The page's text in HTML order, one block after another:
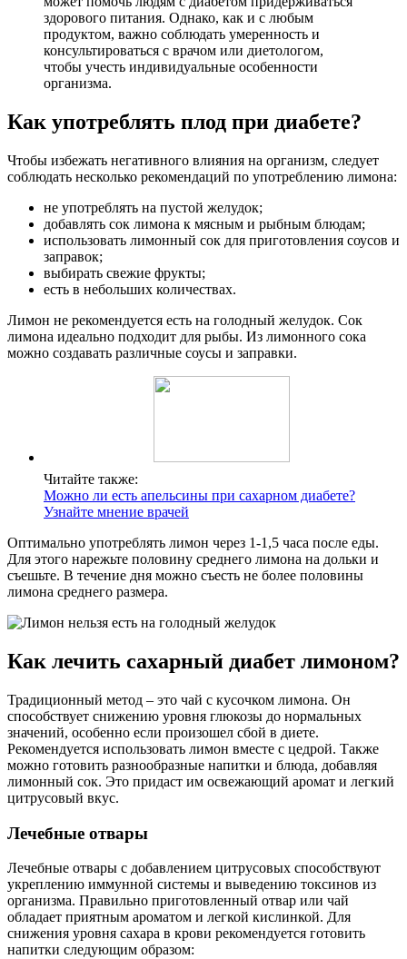
здорового питания. Однако, как и с любым
продуктом, важно соблюдать умеренность и
консультироваться с врачом или диетологом,
чтобы учесть индивидуальные особенности
организма.
Как употреблять плод при диабете?
Чтобы избежать негативного влияния на организм, следует
соблюдать несколько рекомендаций по употреблению лимона:
не употреблять на пустой желудок;
добавлять сок лимона к мясным и рыбным блюдам;
использовать лимонный сок для приготовления соусов и
заправок;
выбирать свежие фрукты;
есть в небольших количествах.
Лимон не рекомендуется есть на голодный желудок. Сок
лимона идеально подходит для рыбы. Из лимонного сока
можно создавать различные соусы и заправки.
Читайте также:
Можно ли есть апельсины при сахарном диабете?
Узнайте мнение врачей
Оптимально употреблять лимон через 1-1,5 часа после еды.
Для этого нарежьте половину среднего лимона на дольки и
съешьте. В течение дня можно съесть не более половины
лимона среднего размера.
Как лечить сахарный диабет лимоном?
Традиционный метод – это чай с кусочком лимона. Он
способствует снижению уровня глюкозы до нормальных
значений, особенно если произошел сбой в диете.
Рекомендуется использовать лимон вместе с цедрой. Также
можно готовить разнообразные напитки и блюда, добавляя
лимонный сок. Это придаст им освежающий аромат и легкий
цитрусовый вкус.
Лечебные отвары
Лечебные отвары с добавлением цитрусовых способствуют
укреплению иммунной системы и выведению токсинов из
организма. Правильно приготовленный отвар или чай
обладает приятным ароматом и легкой кислинкой. Для
снижения уровня сахара в крови рекомендуется готовить
напитки следующим образом: